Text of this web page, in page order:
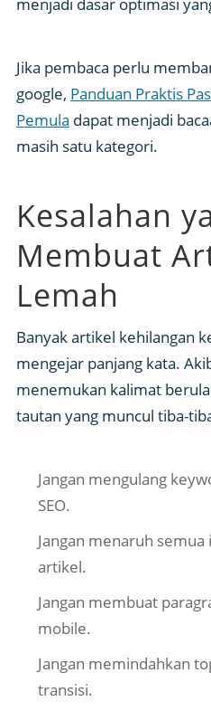
menjadi dasar optimasi
Jika pembaca perlu
google, Panduan Praktis
Pemula dapat menjadi
masih satu kategori.
Kesalahan
Membuat
Lemah
Banyak artikel kehilangan
mengejar panjang kata.
menemukan kalimat
tautan yang muncul tiba-
Jangan mengulang
SEO.
Jangan menaruh
artikel.
Jangan membuat
mobile.
Jangan memindahkan
transisi.